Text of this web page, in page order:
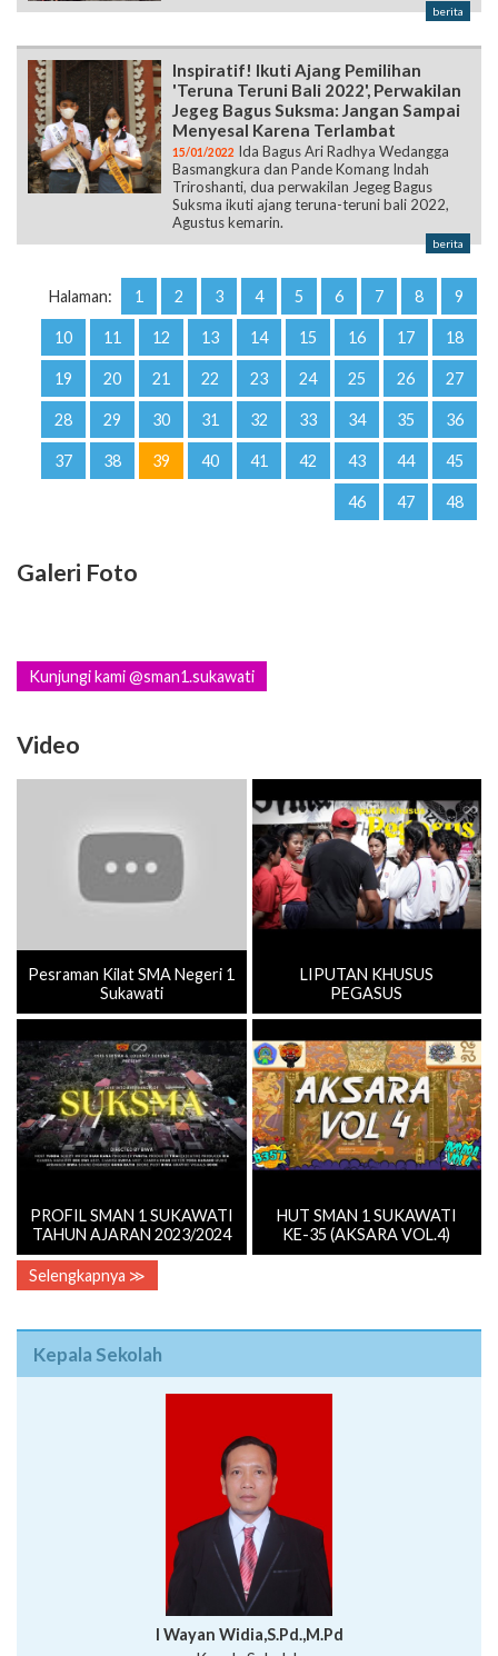
berita
Inspiratif! Ikuti Ajang Pemilihan
'Teruna Teruni Bali 2022', Perwakilan
Jegeg Bagus Suksma: Jangan Sampai
Menyesal Karena Terlambat
15/01/2022 Ida Bagus Ari Radhya Wedangga
Basmangkura dan Pande Komang Indah
Triroshanti, dua perwakilan Jegeg Bagus
Suksma ikuti ajang teruna-teruni bali 2022,
Agustus kemarin.
berita
Halaman: 1 2 3 4 5 6 7 8 9
10 11 12 13 14 15 16 17 18
19 20 21 22 23 24 25 26 27
28 29 30 31 32 33 34 35 36
37 38 39 40 41 42 43 44 45
46 47 48
Galeri Foto
Kunjungi kami @sman1.sukawati
Video
Pesraman Kilat SMA Negeri 1
Sukawati
LIPUTAN KHUSUS
PEGASUS
PROFIL SMAN 1 SUKAWATI
TAHUN AJARAN 2023/2024
HUT SMAN 1 SUKAWATI
KE-35 (AKSARA VOL.4)
Selengkapnya ≫
Kepala Sekolah
I Wayan Widia,S.Pd.,M.Pd